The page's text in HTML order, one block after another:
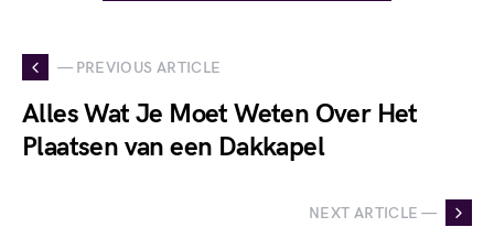
— PREVIOUS ARTICLE
Alles Wat Je Moet Weten Over Het
Plaatsen van een Dakkapel
NEXT ARTICLE —